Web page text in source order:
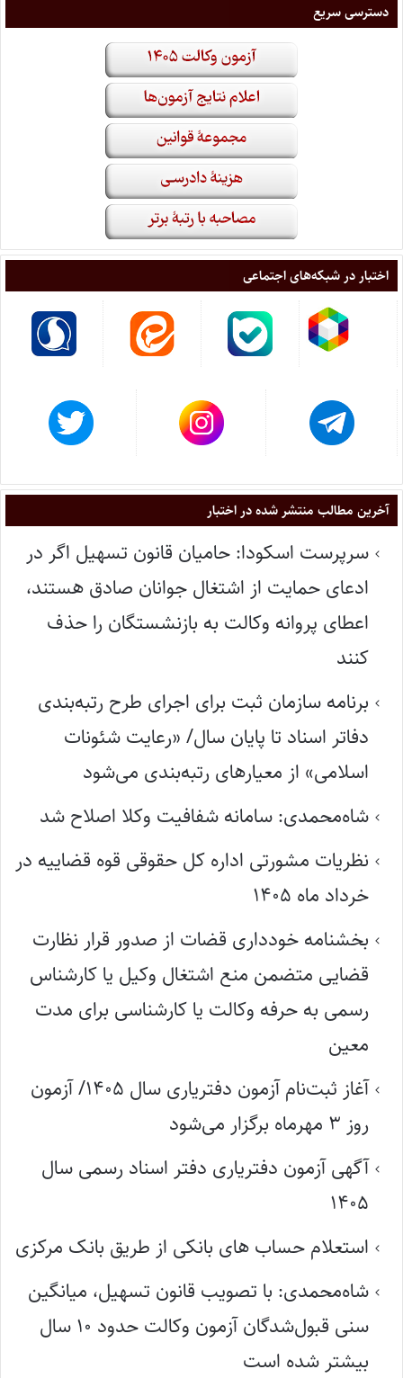
دسترسی سریع
اختبار در شبکه‌های اجتماعی
آخرین مطالب منتشر شده در اختبار
سرپرست اسکودا: حامیان قانون تسهیل اگر در
ادعای حمایت از اشتغال جوانان صادق هستند،
اعطای پروانه وکالت به بازنشستگان را حذف
کنند
برنامه سازمان ثبت برای اجرای طرح رتبه‌بندی
دفاتر اسناد تا پایان سال/ «رعایت شئونات
اسلامی» از معیارهای رتبه‌بندی می‌شود
شاه‌محمدی: سامانه شفافیت وکلا اصلاح شد
نظریات مشورتی اداره کل حقوقی قوه قضاییه در
خرداد ماه ۱۴۰۵
بخشنامه خودداری قضات از صدور قرار نظارت
قضایی متضمن منع اشتغال وکیل یا کارشناس
رسمی به حرفه وکالت یا کارشناسی برای مدت
معین
آغاز ثبت‌نام آزمون دفتریاری سال ۱۴۰۵/ آزمون
روز ۳ مهرماه برگزار می‌شود
آگهی آزمون دفتریاری دفتر اسناد رسمی سال
۱۴۰۵
استعلام حساب های بانکی از طریق بانک مرکزی
شاه‌محمدی: با تصویب قانون تسهیل، میانگین
سنی قبول‌شدگان آزمون وکالت حدود ۱۰ سال
بیشتر شده است